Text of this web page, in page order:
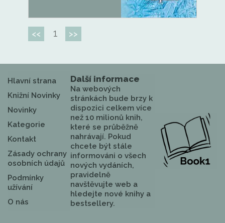
<< 1 >>
Hlavní strana
Knižní Novinky
Novinky
Kategorie
Kontakt
Zásady ochrany
osobních údajů
Podmínky
užívání
O nás
Další informace
Na webových
stránkách bude brzy k
dispozici celkem více
než 10 milionů knih,
které se průběžně
nahrávají. Pokud
chcete být stále
informováni o všech
nových vydáních,
pravidelně
navštěvujte web a
hledejte nové knihy a
bestsellery.